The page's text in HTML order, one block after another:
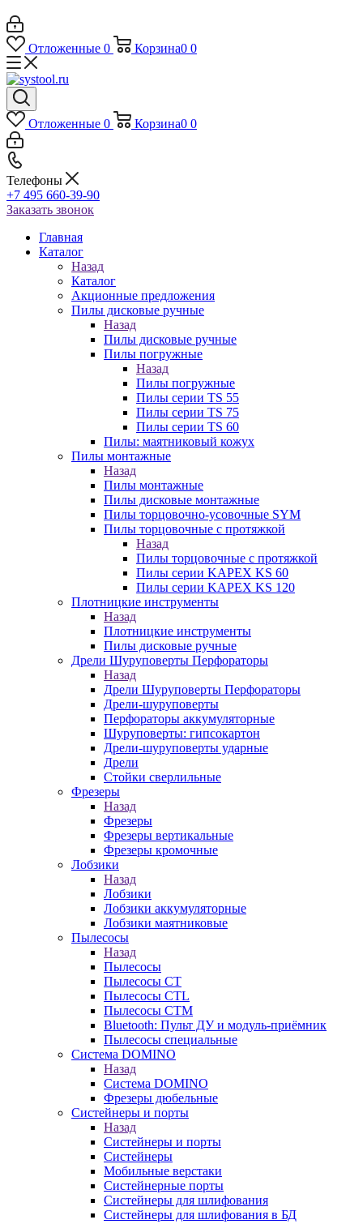
Отложенные 0 Корзина0 0
Отложенные 0 Корзина0 0
Телефоны
+7 495 660-39-90
Заказать звонок
Главная
Каталог
Назад
Каталог
Акционные предложения
Пилы дисковые ручные
Назад
Пилы дисковые ручные
Пилы погружные
Назад
Пилы погружные
Пилы серии TS 55
Пилы серии TS 75
Пилы серии TS 60
Пилы: маятниковый кожух
Пилы монтажные
Назад
Пилы монтажные
Пилы дисковые монтажные
Пилы торцовочно-усовочные SYM
Пилы торцовочные с протяжкой
Назад
Пилы торцовочные с протяжкой
Пилы серии KAPEX KS 60
Пилы серии KAPEX KS 120
Плотницкие инструменты
Назад
Плотницкие инструменты
Пилы дисковые ручные
Дрели Шуруповерты Перфораторы
Назад
Дрели Шуруповерты Перфораторы
Дрели-шуруповерты
Перфораторы аккумуляторные
Шуруповерты: гипсокартон
Дрели-шуруповерты ударные
Дрели
Стойки сверлильные
Фрезеры
Назад
Фрезеры
Фрезеры вертикальные
Фрезеры кромочные
Лобзики
Назад
Лобзики
Лобзики аккумуляторные
Лобзики маятниковые
Пылесосы
Назад
Пылесосы
Пылесосы CT
Пылесосы CTL
Пылесосы CTM
Bluetooth: Пульт ДУ и модуль-приёмник
Пылесосы специальные
Система DOMINO
Назад
Система DOMINO
Фрезеры дюбельные
Систейнеры и порты
Назад
Систейнеры и порты
Систейнеры
Мобильные верстаки
Систейнерные порты
Систейнеры для шлифования
Систейнеры для шлифования в БД